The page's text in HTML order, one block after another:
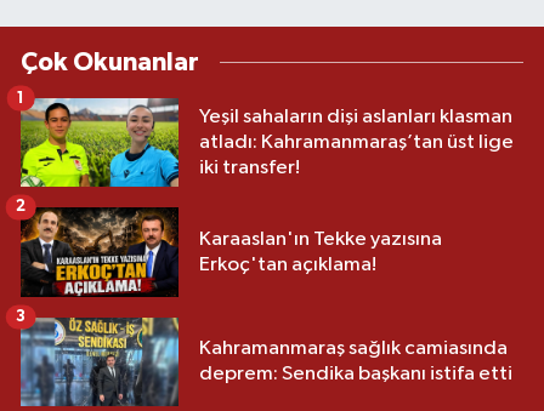
Çok Okunanlar
Yeşil sahaların dişi aslanları klasman
atladı: Kahramanmaraş’tan üst lige
iki transfer!
1
Karaaslan'ın Tekke yazısına
Erkoç'tan açıklama!
2
Kahramanmaraş sağlık camiasında
deprem: Sendika başkanı istifa etti
3